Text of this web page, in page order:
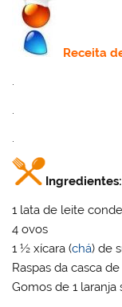
Receita
.
.
Ingredientes:
1 lata de leite
4 ovos
1 ½ xícara (chá) de
Raspas da casca de
Gomos de 1 laranja